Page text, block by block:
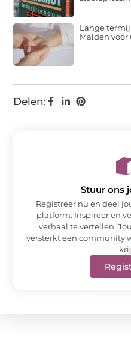
Delen:
Lange
Malden
Stuur ons
Registreer nu en deel
platform. Inspireer en
verhaal te vertellen.
versterkt een community